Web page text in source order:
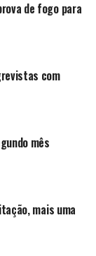
de fogo para
com
mês
mais uma